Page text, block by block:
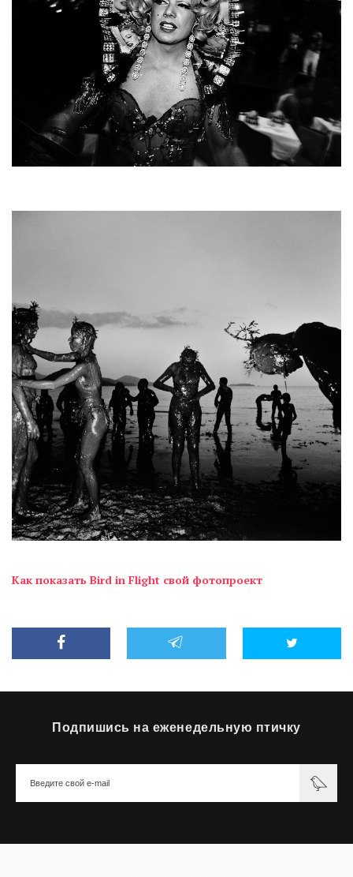
Как показать Bird in Flight свой фотопроект
Подпишись на еженедельную птичку